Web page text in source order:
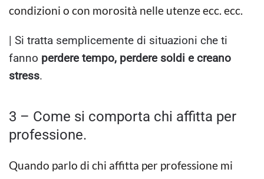
condizioni o con morosità nelle utenze ecc. ecc.
| Si tratta semplicemente di situazioni che ti
fanno perdere tempo, perdere soldi e creano
stress.
3 – Come si comporta chi affitta per
professione.
Quando parlo di chi affitta per professione mi